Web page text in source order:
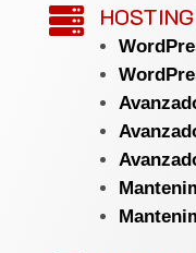
 HOSTING